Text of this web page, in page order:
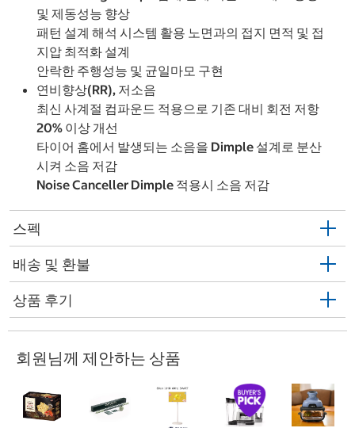
및 제동성능 향상
패턴 설계 해석 시스템 활용 노면과의 접지 면적 및 접
지압 최적화 설계
안락한 주행성능 및 균일마모 구현
연비향상(RR), 저소음
최신 사계절 컴파운드 적용으로 기존 대비 회전 저항
20% 이상 개선
타이어 홈에서 발생되는 소음을 Dimple 설계로 분산
시켜 소음 저감
Noise Canceller Dimple 적용시 소음 저감
스펙
배송 및 환불
상품 후기
회원님께 제안하는 상품